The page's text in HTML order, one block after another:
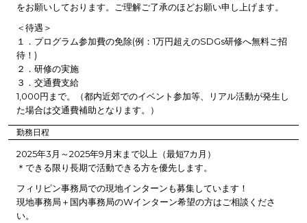
をお願いしております。ご理解ご了承のほどお願い申し上げます。
＜待遇＞
１．プログラム参加費の免除(例：1万円超えのSDGs研修へ無料ご招
待！)
２．研修の実施
３．交通費支給
1,000円まで。（都内近郊でのイベント参加等、リアル活動が発生し
た場合は交通費補助となります。）
勤務日程
2025年3月～2025年9月末まで以上（最短7カ月）
＊できる限り長期で活動できる方を優先します。
フィリピン事務局での現地インターンも募集しています！
現地事務局＋国内事務局のWインターン希望の方はご相談くださ
い。